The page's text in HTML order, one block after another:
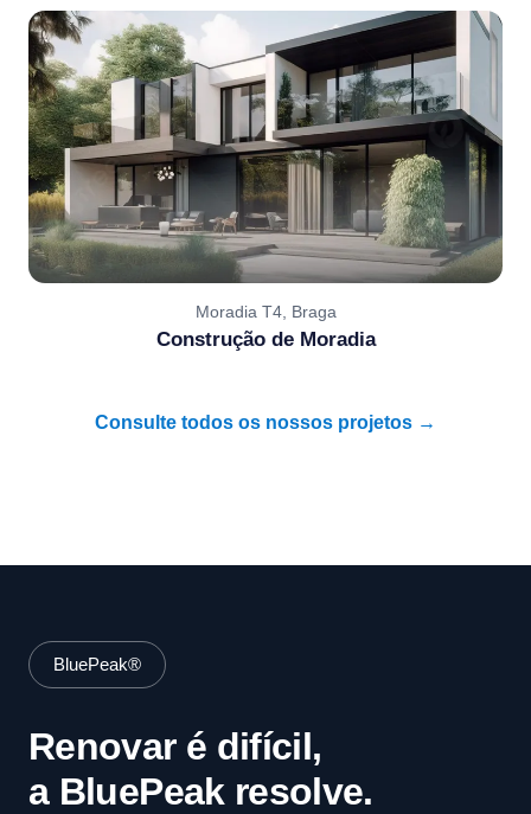
Moradia T4, Braga
Construção de Moradia
Consulte todos os nossos projetos →
BluePeak®
Renovar é difícil,
a BluePeak resolve.